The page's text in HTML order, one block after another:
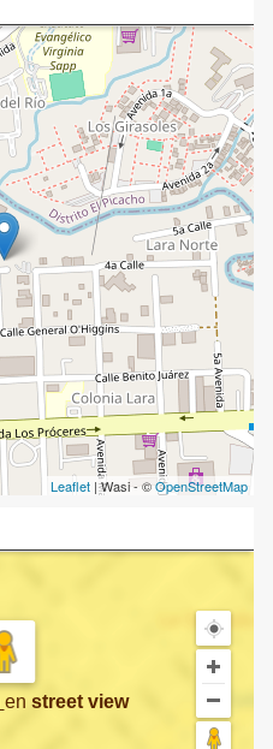
Leaflet | Wasi - ©OpenStreetMap
en street view